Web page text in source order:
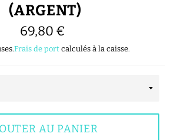
(ARGENT)
Prix
régulier
69,80 €
Frais de portcalculés à la caisse.
AU PANIER